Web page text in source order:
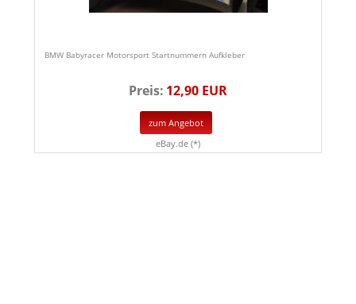
BMW Babyracer Motorsport Startnummern Aufkleber
Preis: 12,90 EUR
zum Angebot
eBay.de (*)